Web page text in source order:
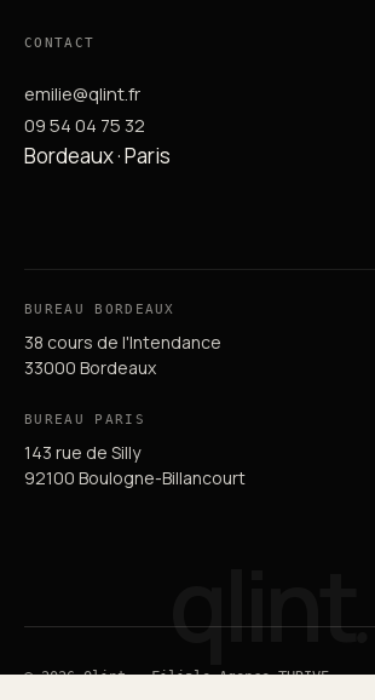
CONTACT
emilie@qlint.fr
09 54 04 75 32
Bordeaux · Paris
BUREAU BORDEAUX
38 cours de l'Intendance
33000 Bordeaux
BUREAU PARIS
143 rue de Silly
92100 Boulogne-Billancourt
qlint.
© 2026 Qlint — Filiale Agence THRIVE